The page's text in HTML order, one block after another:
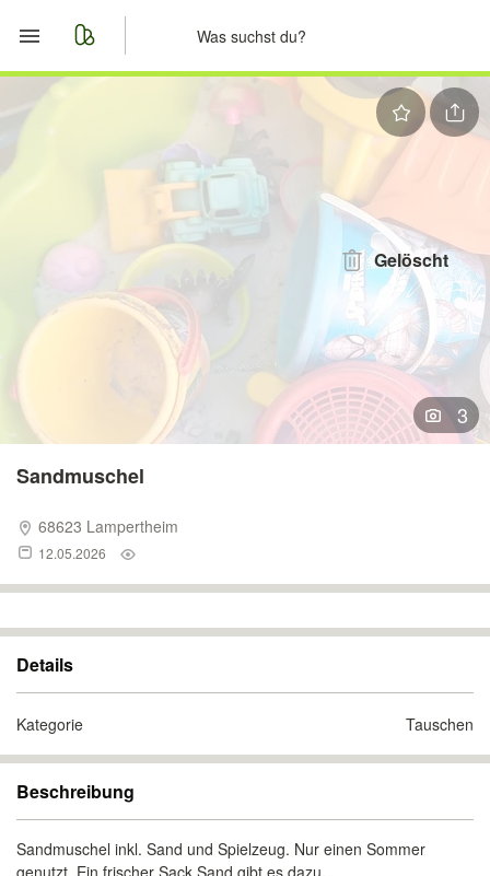
Nachrichten
Anzeige aufgeben
Gelöscht
3
Sandmuschel
68623 Lampertheim
12.05.2026
Details
Kategorie Tauschen
Beschreibung
Sandmuschel inkl. Sand und Spielzeug. Nur einen Sommer
genutzt. Ein frischer Sack Sand gibt es dazu.